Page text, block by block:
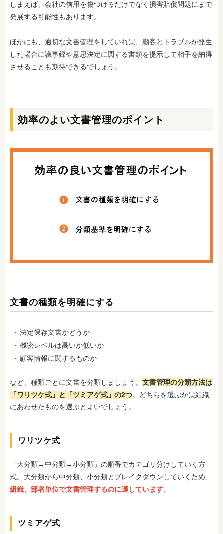
しまえば、会社の信用を傷つけるだけでなく損害賠償問題にまで
発展する可能性もあります。
ほかにも、適切な文書管理をしていれば、顧客とトラブルが発生
した場合に議事録や意思決定に関する書類を提示して相手を納得
させることも期待できるでしょう。
効率のよい文書管理のポイント
文書の種類を明確にする
法定保存文書かどうか
機密レベルは高いか低いか
顧客情報に関するものか
など、種類ごとに文書を分類しましょう。 文書管理の分類方法は
「ワリツケ式」と「ツミアゲ式」の2つ。どちらを選ぶかは組織
にあわせたものを選ぶとよいでしょう。
ワリツケ式
「大分類→中分類→小分類」の順番でカテゴリ分けしていく方
式。大分類から中分類、小分類とブレイクダウンしていくため、
組織、部署単位で文書管理するのに適しています。
ツミアゲ式